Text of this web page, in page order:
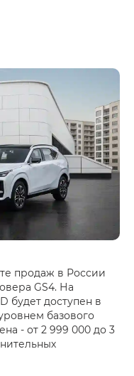
продаж в России
GS4. На
будет доступен в
базового
- от 2 999 000 до 3